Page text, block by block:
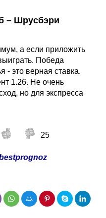
– Шрусбэри
а если приложить
Победа
- это верная ставка.
1.26. Не очень
но для экспресса
25